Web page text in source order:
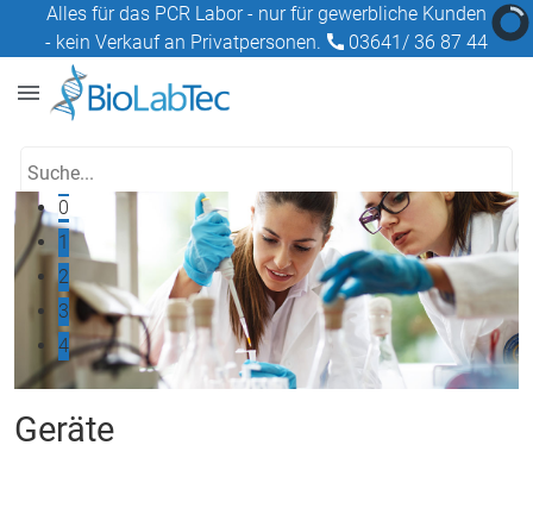
Alles für das PCR Labor - nur für gewerbliche Kunden
- kein Verkauf an Privatpersonen.
03641/ 36 87 44
0
1
2
3
4
Geräte